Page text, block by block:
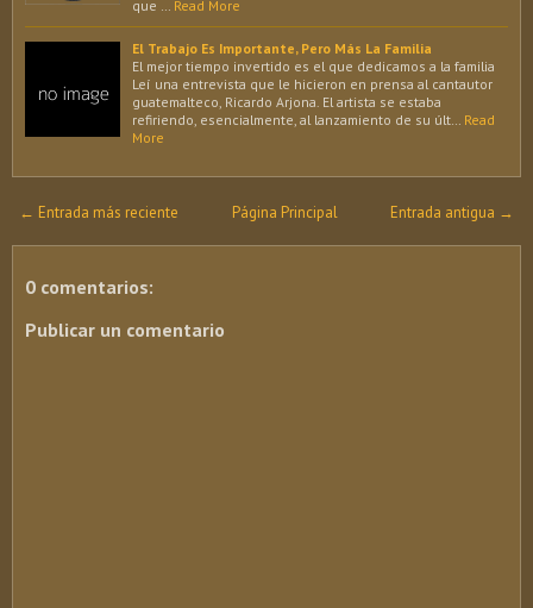
que … Read More
El Trabajo Es Importante, Pero Más La Familia
El mejor tiempo invertido es el que dedicamos a la familia
Leí una entrevista que le hicieron en prensa al cantautor
guatemalteco, Ricardo Arjona. El artista se estaba
refiriendo, esencialmente, al lanzamiento de su últ…
Read
More
← Entrada más reciente Entrada antigua →
Página Principal
0 comentarios:
Publicar un comentario